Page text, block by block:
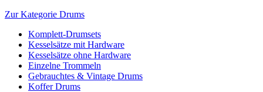
Zur Kategorie Drums
Komplett-Drumsets
Kesselsätze mit Hardware
Kesselsätze ohne Hardware
Einzelne Trommeln
Gebrauchtes & Vintage Drums
Koffer Drums